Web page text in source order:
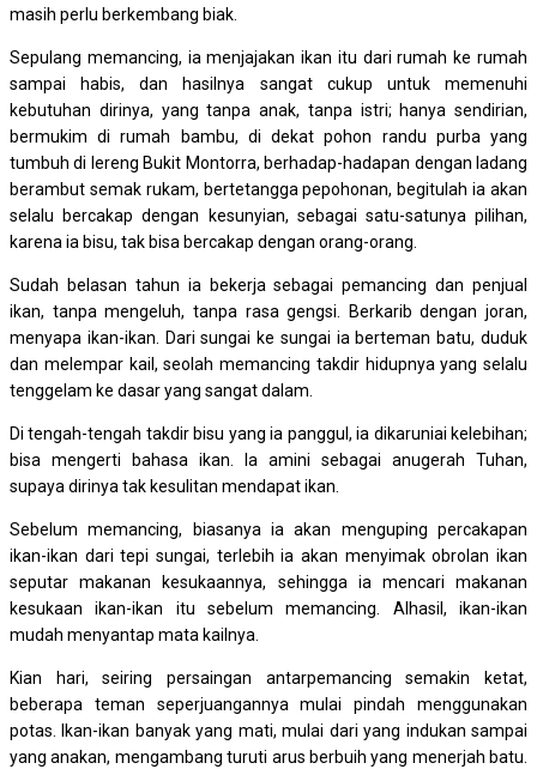
masih perlu berkembang biak.
Sepulang memancing, ia menjajakan ikan itu dari rumah ke rumah
sampai habis, dan hasilnya sangat cukup untuk memenuhi
kebutuhan dirinya, yang tanpa anak, tanpa istri; hanya sendirian,
bermukim di rumah bambu, di dekat pohon randu purba yang
tumbuh di lereng Bukit Montorra, berhadap-hadapan dengan ladang
berambut semak rukam, bertetangga pepohonan, begitulah ia akan
selalu bercakap dengan kesunyian, sebagai satu-satunya pilihan,
karena ia bisu, tak bisa bercakap dengan orang-orang.
Sudah belasan tahun ia bekerja sebagai pemancing dan penjual
ikan, tanpa mengeluh, tanpa rasa gengsi. Berkarib dengan joran,
menyapa ikan-ikan. Dari sungai ke sungai ia berteman batu, duduk
dan melempar kail, seolah memancing takdir hidupnya yang selalu
tenggelam ke dasar yang sangat dalam.
Di tengah-tengah takdir bisu yang ia panggul, ia dikaruniai kelebihan;
bisa mengerti bahasa ikan. Ia amini sebagai anugerah Tuhan,
supaya dirinya tak kesulitan mendapat ikan.
Sebelum memancing, biasanya ia akan menguping percakapan
ikan-ikan dari tepi sungai, terlebih ia akan menyimak obrolan ikan
seputar makanan kesukaannya, sehingga ia mencari makanan
kesukaan ikan-ikan itu sebelum memancing. Alhasil, ikan-ikan
mudah menyantap mata kailnya.
Kian hari, seiring persaingan antarpemancing semakin ketat,
beberapa teman seperjuangannya mulai pindah menggunakan
potas. Ikan-ikan banyak yang mati, mulai dari yang indukan sampai
yang anakan, mengambang turuti arus berbuih yang menerjah batu.